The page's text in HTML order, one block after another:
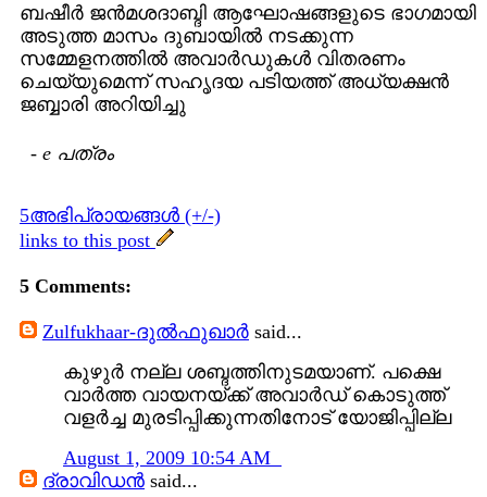
ബഷീര്‍ ജന്‍മശദാബ്ദി ആഘോഷങ്ങളുടെ ഭാഗമായി
അടുത്ത മാസം ദുബായില്‍ നടക്കുന്ന
സമ്മേളനത്തില്‍ അവാര്‍ഡുകള്‍‍ വിതരണം
ചെയ്യുമെന്ന് സഹൃദയ പടിയത്ത് അധ്യക്ഷന്‍
ജബ്ബാരി അറിയിച്ചു
- e പത്രം
5അഭിപ്രായങ്ങള്‍ (+/-)
links to this post
5 Comments:
Zulfukhaar-ദുല്‍ഫുഖാര്‍ said...
കുഴുർ നല്ല ശബ്ദത്തിനുടമയാണ്. പക്ഷെ
വാർത്ത വായനയ്ക്ക് അവാർഡ് കൊടുത്ത്
വളർച്ച മുരടിപ്പിക്കുന്നതിനോട് യോജിപ്പില്ല
August 1, 2009 10:54 AM
ദ്രാവിഡന്‍ said...